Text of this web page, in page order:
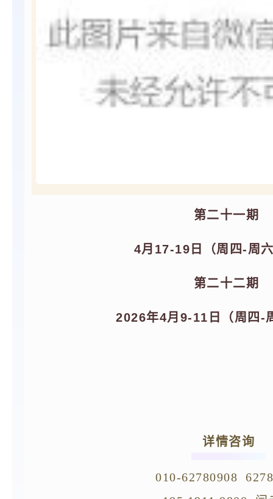
第二十一期
4月17-19日（周四-周
第二十二期
2026年4月9-11日（周四-
详情咨询
010-62780908